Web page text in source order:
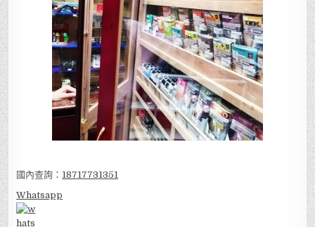
國內查詢： 18717731351
Whatsapp